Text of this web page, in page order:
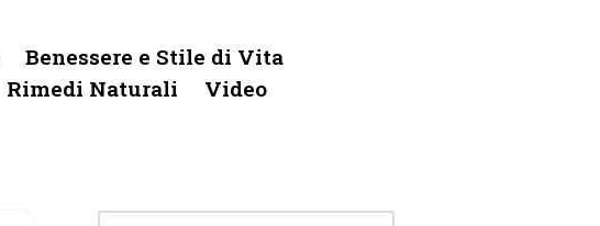
Benessere e Stile di Vita
Rimedi Naturali Video